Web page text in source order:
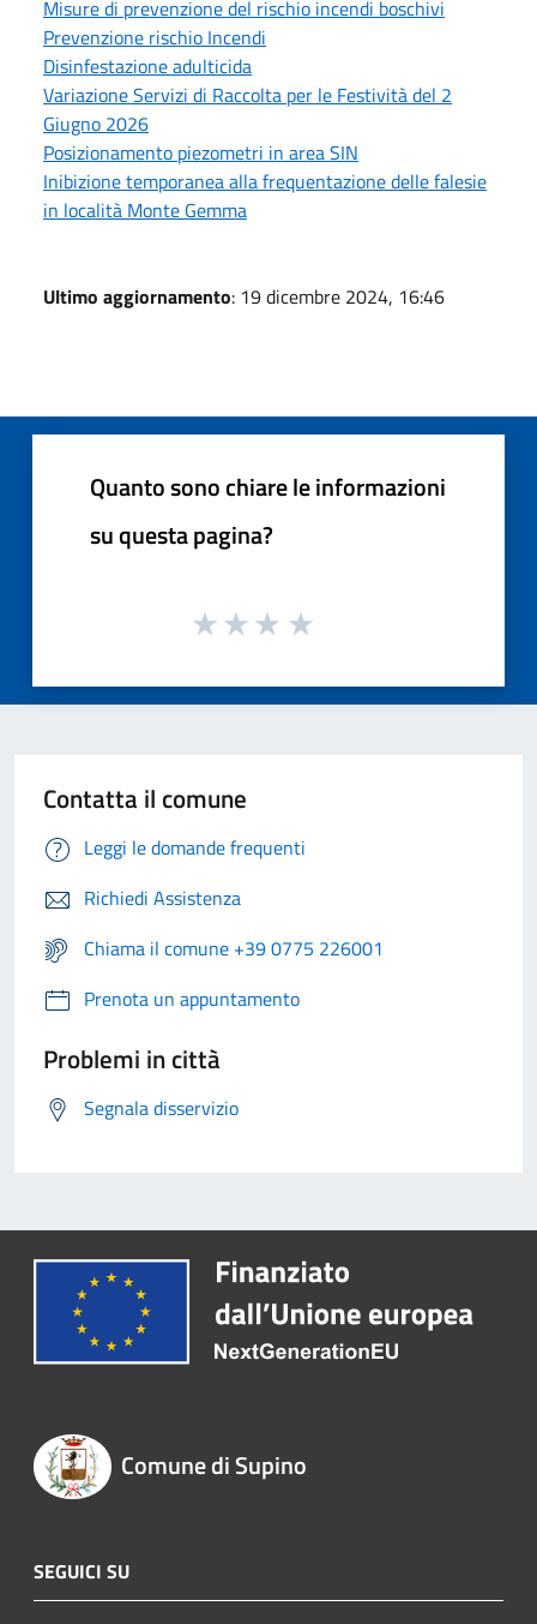
Misure di prevenzione del rischio incendi boschivi
Prevenzione rischio Incendi
Disinfestazione adulticida
Variazione Servizi di Raccolta per le Festività del 2
Giugno 2026
Posizionamento piezometri in area SIN
Inibizione temporanea alla frequentazione delle falesie
in località Monte Gemma
Ultimo aggiornamento: 19 dicembre 2024, 16:46
Quanto sono chiare le informazioni
su questa pagina?
Contatta il comune
Leggi le domande frequenti
Richiedi Assistenza
Chiama il comune +39 0775 226001
Prenota un appuntamento
Problemi in città
Segnala disservizio
Comune di Supino
SEGUICI SU